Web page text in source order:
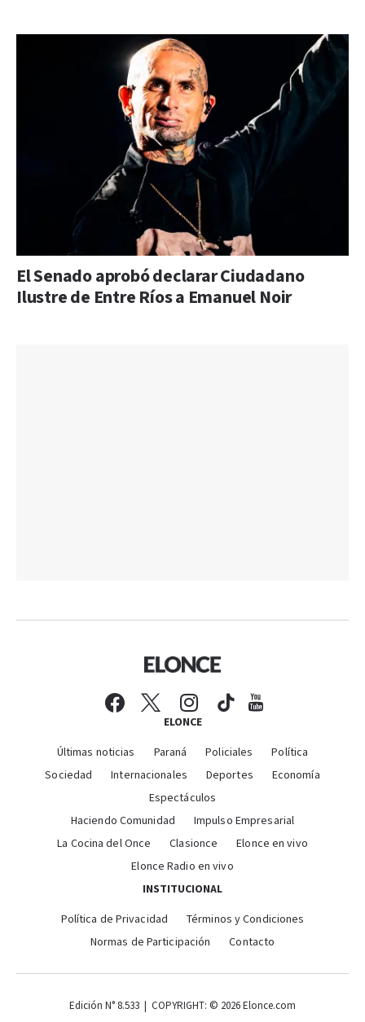
El Senado aprobó declarar Ciudadano
Ilustre de Entre Ríos a Emanuel Noir
ELONCE
Últimas noticias Paraná Policiales
Política
Sociedad
Internacionales Deportes
Economía
Espectáculos
Haciendo Comunidad
Impulso Empresarial
La Cocina del Once
Clasionce
Elonce en vivo
Elonce Radio en vivo
INSTITUCIONAL
Política de Privacidad
Términos y Condiciones
Normas de Participación
Contacto
Edición N° 8.533 | COPYRIGHT: © 2026 Elonce.com